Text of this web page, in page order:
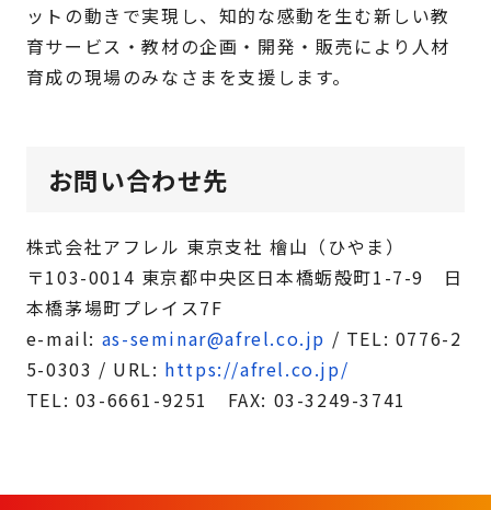
ットの動きで実現し、知的な感動を生む新しい教
育サービス・教材の企画・開発・販売により人材
育成の現場のみなさまを支援します。
お問い合わせ先
株式会社アフレル 東京支社 檜山（ひやま）
〒103-0014 東京都中央区日本橋蛎殻町1-7-9 日
本橋茅場町プレイス7F
e-mail: as-seminar@afrel.co.jp / TEL: 0776-2
5-0303 / URL: https://afrel.co.jp/
TEL: 03-6661-9251 FAX: 03-3249-3741